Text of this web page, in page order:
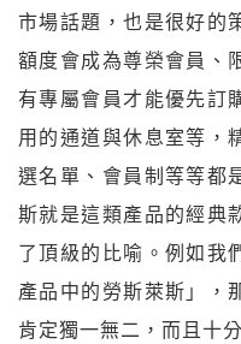
市場話題，也是很好的
額度會成為尊榮會員、
有專屬會員才能優先訂
用的通道與休息室等，
選名單、會員制等等都
斯就是這類產品的經典
了頂級的比喻。例如我
產品中的勞斯萊斯」，
肯定獨一無二，而且十